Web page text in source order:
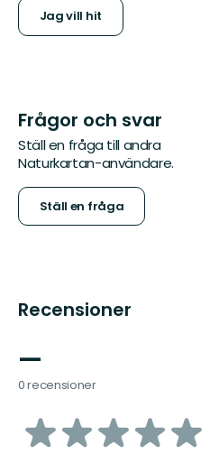
Jag vill hit
Frågor och svar
Ställ en fråga till andra
Naturkartan-användare.
Ställ en fråga
Recensioner
—
0 recensioner
av